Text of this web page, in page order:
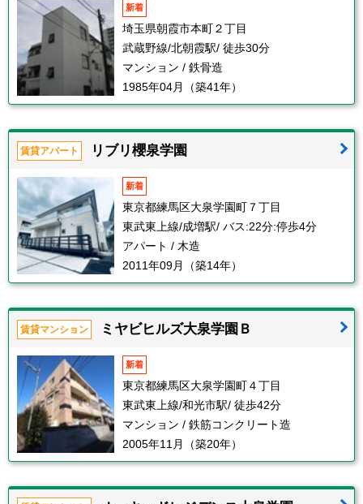
新着
埼玉県朝霞市本町２丁目
武蔵野線/北朝霞駅/ 徒歩30分
マンション / 鉄骨造
1985年04月（築41年）
賃貸アパート リブリ櫻泉学園
新着
東京都練馬区大泉学園町７丁目
東武東上線/成増駅/ バス:22分:停歩4分
アパート / 木造
2011年09月（築14年）
賃貸マンション ミヤビヒルズ大泉学園Ｂ
新着
東京都練馬区大泉学園町４丁目
東武東上線/和光市駅/ 徒歩42分
マンション / 鉄筋コンクリート造
2005年11月（築20年）